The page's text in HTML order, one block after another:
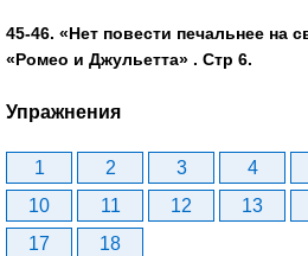
45-46. «Нет повести печальнее на
«Ромео и Джульетта» . Стр 6.
Упражнения
1 2 3 4
10
11 12 13
17
18